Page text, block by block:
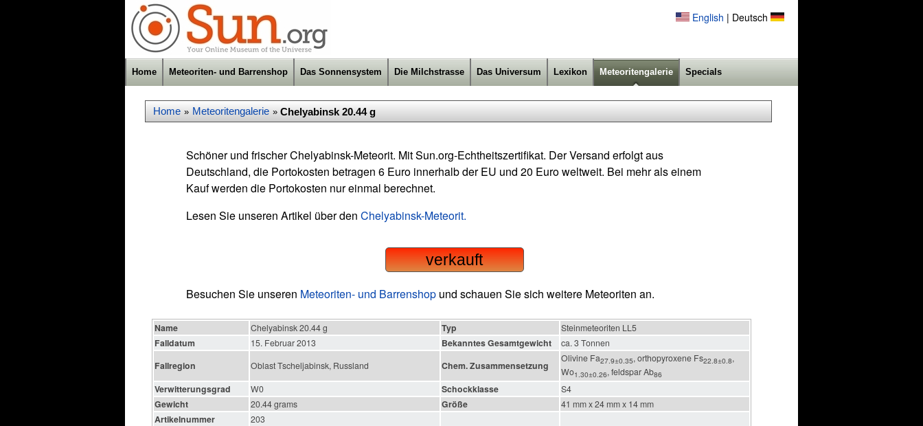
English | Deutsch
Home Meteoriten- und Barrenshop Das Sonnensystem Die Milchstrasse Das Universum Lexikon Meteoritengalerie Specials
Home » Meteoritengalerie » Chelyabinsk 20.44 g
Schöner und frischer Chelyabinsk-Meteorit. Mit Sun.org-Echtheitszertifikat. Der Versand erfolgt aus
Deutschland, die Portokosten betragen 6 Euro innerhalb der EU und 20 Euro weltweit. Bei mehr als einem
Kauf werden die Portokosten nur einmal berechnet.
Lesen Sie unseren Artikel über den Chelyabinsk-Meteorit.
verkauft
Besuchen Sie unseren Meteoriten- und Barrenshop und schauen Sie sich weitere Meteoriten an.
Name Chelyabinsk 20.44 g Typ Steinmeteoriten LL5
Falldatum 15. Februar 2013 Bekanntes Gesamtgewicht ca. 3 Tonnen
Fallregion Oblast Tscheljabinsk, Russland Chem. Zusammensetzung
Olivine Fa27.9±0.35, orthopyroxene Fs22.8±0.8,
Wo1.30±0.26, feldspar Ab86
Verwitterungsgrad W0 Schockklasse S4
Gewicht 20.44 grams Größe 41 mm x 24 mm x 14 mm
Artikelnummer 203